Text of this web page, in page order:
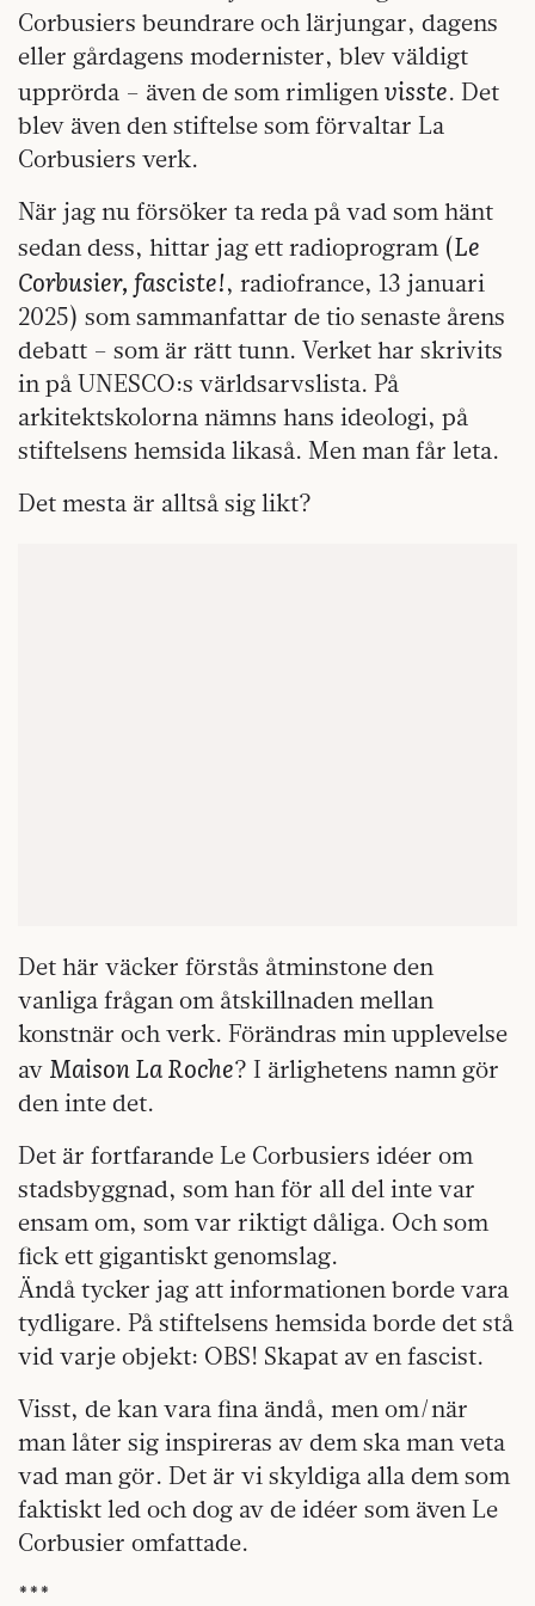
Corbusiers beundrare och lärjungar, dagens
eller gårdagens modernister, blev väldigt
upprörda – även de som rimligen visste. Det
blev även den stiftelse som förvaltar La
Corbusiers verk.
När jag nu försöker ta reda på vad som hänt
sedan dess, hittar jag ett radioprogram (Le
Corbusier, fasciste!, radiofrance, 13 januari
2025) som sammanfattar de tio senaste årens
debatt – som är rätt tunn. Verket har skrivits
in på UNESCO:s världsarvslista. På
arkitektskolorna nämns hans ideologi, på
stiftelsens hemsida likaså. Men man får leta.
Det mesta är alltså sig likt?
Det här väcker förstås åtminstone den
vanliga frågan om åtskillnaden mellan
konstnär och verk. Förändras min upplevelse
av Maison La Roche? I ärlighetens namn gör
den inte det.
Det är fortfarande Le Corbusiers idéer om
stadsbyggnad, som han för all del inte var
ensam om, som var riktigt dåliga. Och som
fick ett gigantiskt genomslag.
Ändå tycker jag att informationen borde vara
tydligare. På stiftelsens hemsida borde det stå
vid varje objekt: OBS! Skapat av en fascist.
Visst, de kan vara fina ändå, men om/när
man låter sig inspireras av dem ska man veta
vad man gör. Det är vi skyldiga alla dem som
faktiskt led och dog av de idéer som även Le
Corbusier omfattade.
***